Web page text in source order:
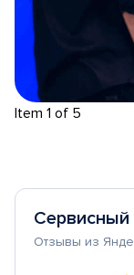
Item 1 of 5
Сервисный
Отзывы из